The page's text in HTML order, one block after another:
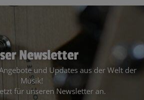
Newsletter
und Updates aus der Welt der
Musik!
für unseren Newsletter an.